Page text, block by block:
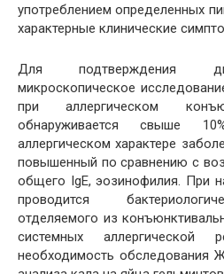
употреблением определенных
характерные клинические
Для подтверждения
микроскопическое
при аллергическом
обнаруживается свыше
аллергическом характере
повышенный по сравнению с
общего IgE,эозинофилия. При
проводится
отделяемого из
системных аллергической
необходимость обследования